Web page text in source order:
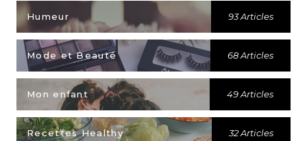
Humeur 93 Articles
Mode et Beauté 68 Articles
Mon enfant 49 Articles
Recettes Healthy 32 Articles